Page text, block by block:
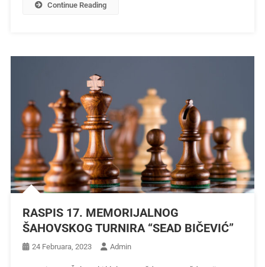
Continue Reading
RASPIS 17. MEMORIJALNOG
ŠAHOVSKOG TURNIRA “SEAD BIČEVIĆ”
24 Februara, 2023 Admin